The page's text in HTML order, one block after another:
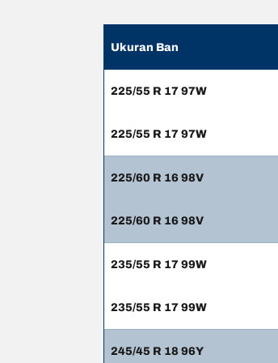
Ukuran Ban
225/55 R 17 97W
225/55 R 17 97W
225/60 R 16 98V
225/60 R 16 98V
235/55 R 17 99W
235/55 R 17 99W
245/45 R 18 96Y